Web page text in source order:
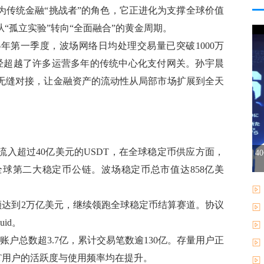
统金融“挑战者”的角色，它正进化为支撑全球价值
立实验”转向“全面融合”的黄金周期。
第一季度，波场网络日均处理交易量已突破1000万
越了许多运营多年的传统中心化支付网关。孙宇晨
对接，让金融资产的流动性从局部市场扩展到全天
超过40亿美元的USDT，在全球稳定币供应方面，
第二大稳定币公链。波场稳定币总市值达858亿美
到2万亿美元，继续领跑全球稳定币结算赛道。协议
。
户总数超3.7亿，累计交易笔数逾130亿。存量用户正
户的活跃度与使用频率均在提升。